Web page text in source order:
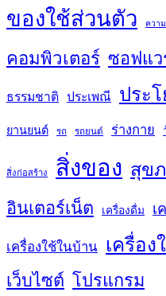
ของใช้ส่วนตัว ควา
คอมพิวเตอร์ ซอฟแ
ธรรมชาติ ประเพณี ประ
ยานยนต์ รถ รถยนต์ ร่างกาย
สิ่งก่อสร้าง สิ่งของ สุข
อินเตอร์เน็ต เครื่องดื่ม เ
เครื่องใช้ในบ้าน เครื่อ
เว็บไซต์ โปรแกรม